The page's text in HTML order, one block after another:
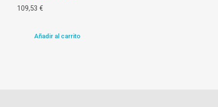
109,53 €
Añadir al carrito